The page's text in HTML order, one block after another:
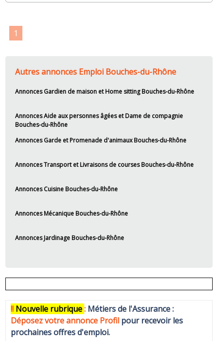
1
Autres annonces Emploi Bouches-du-Rhône
Annonces Gardien de maison et Home sitting Bouches-du-Rhône
Annonces Aide aux personnes âgées et Dame de compagnie
Bouches-du-Rhône
Annonces Garde et Promenade d'animaux Bouches-du-Rhône
Annonces Transport et Livraisons de courses Bouches-du-Rhône
Annonces Cuisine Bouches-du-Rhône
Annonces Mécanique Bouches-du-Rhône
Annonces Jardinage Bouches-du-Rhône
!! Nouvelle rubrique: Métiers de l'Assurance :
Déposez votre annonce Profil pour recevoir les
prochaines offres d'emploi.